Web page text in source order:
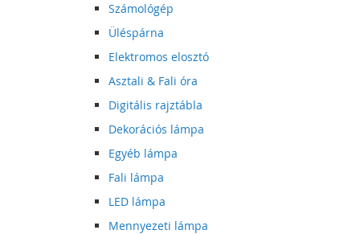
Számológép
Üléspárna
Elektromos elosztó
Asztali & Fali óra
Digitális rajztábla
Dekorációs lámpa
Egyéb lámpa
Fali lámpa
LED lámpa
Mennyezeti lámpa